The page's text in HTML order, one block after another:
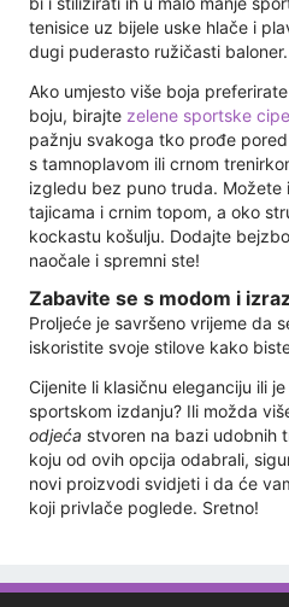
tenisice uz bijele uske hlače i
dugi puderasto ružičasti
Ako umjesto više boja
boju, birajte zelene sportske
pažnju svakoga tko prođe
s tamnoplavom ili crnom
izgledu bez puno truda. Možete
tajicama i crnim topom, a oko
kockastu košulju. Dodajte
naočale i spremni ste!
Zabavite se s modom i
Proljeće je savršeno vrijeme da
iskoristite svoje stilove kako
Cijenite li klasičnu eleganciju ili
sportskom izdanju? Ili možda
odjeća stvoren na bazi udobnih
koju od ovih opcija odabrali,
novi proizvodi svidjeti i da će
koji privlače poglede. Sretno!